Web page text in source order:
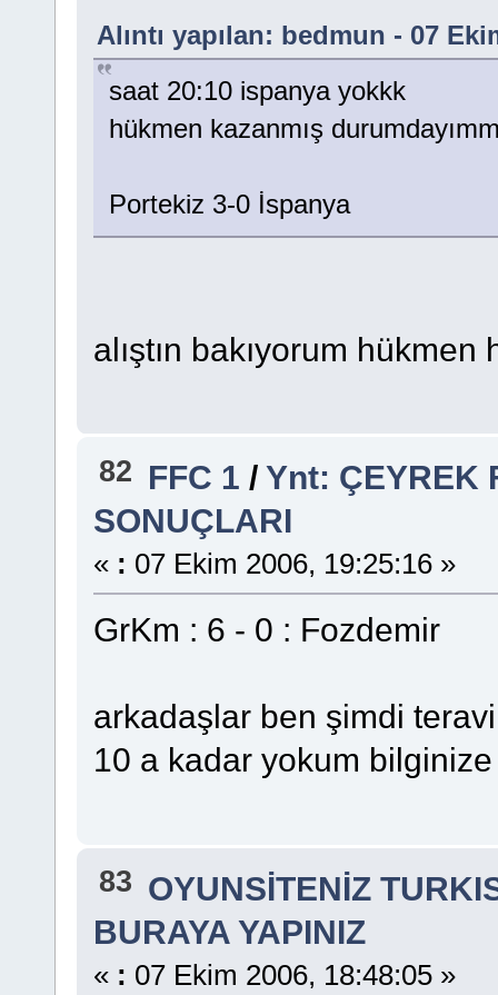
Alıntı yapılan: bedmun - 07
saat 20:10 ispanya yokkk
hükmen kazanmış
Portekiz 3-0 İspanya
alıştın bakıyorum
82 FFC 1 /Ynt: ÇEYREK
SONUÇLARI
« : 07 Ekim 2006, 19:25:16 »
GrKm : 6 - 0 : Fozdemir
arkadaşlar ben şimdi
10 a kadar yokum bilginize
83 OYUNSİTENİZ
BURAYA YAPINIZ
« : 07 Ekim 2006, 18:48:05 »